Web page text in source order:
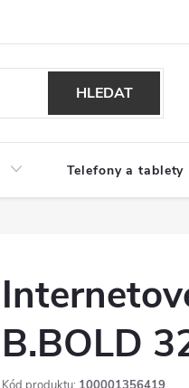
HLEDAT
Telefony a tablety
B.BOLD